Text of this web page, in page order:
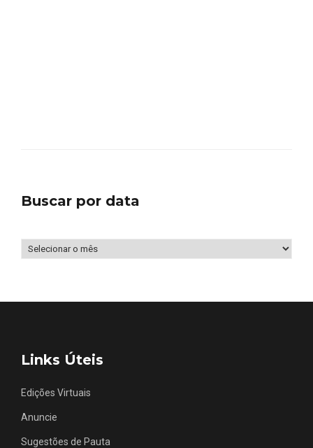
Buscar por data
Buscar
Links Úteis
Edições Virtuais
Anuncie
Sugestões de Pauta